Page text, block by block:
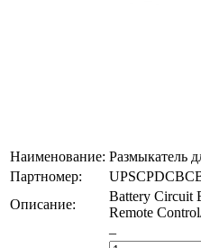
Наименование: Размыкатель
Партномер:
Описание:
Battery Circuit
Remote
–